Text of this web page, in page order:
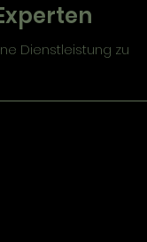
Dienstleistung zu